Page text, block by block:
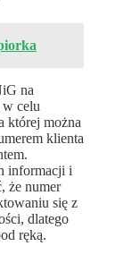
na
w celu
której można
klienta
informacji i
że numer
się z
dlatego
ręką.